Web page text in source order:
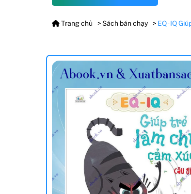
Trang chủ Sách bán chạy EQ - IQ